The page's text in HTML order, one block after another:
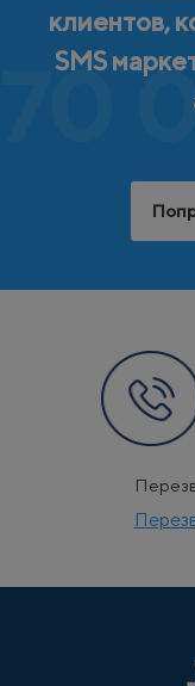
70
клиентов,
SMS